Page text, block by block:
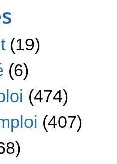
(19)
(6)
(474)
(407)